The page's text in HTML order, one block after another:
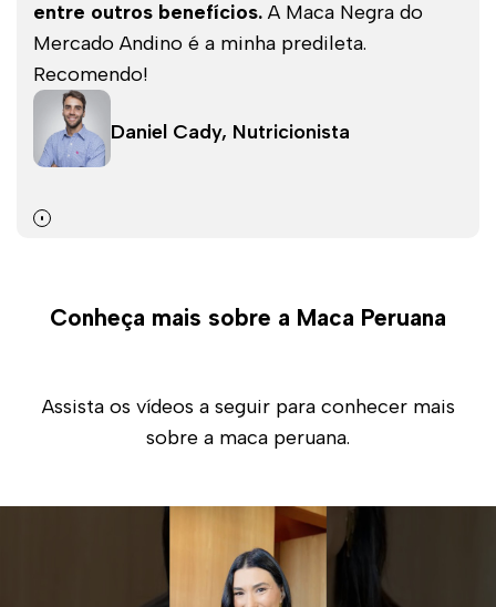
entre outros benefícios. A Maca Negra do
Mercado Andino é a minha predileta.
Recomendo!
Daniel Cady, Nutricionista
Conheça mais sobre a Maca Peruana
Assista os vídeos a seguir para conhecer mais
sobre a maca peruana.